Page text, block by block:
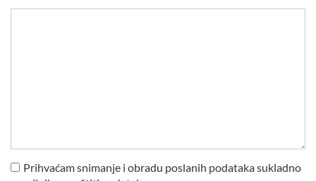
Prihvaćam snimanje i obradu poslanih podataka sukladno